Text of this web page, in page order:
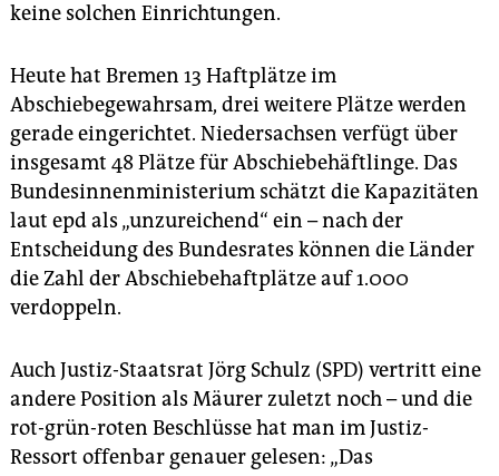
keine solchen Einrichtungen.
Heute hat Bremen 13 Haftplätze im
Abschiebegewahrsam, drei weitere Plätze werden
gerade eingerichtet. Niedersachsen verfügt über
insgesamt 48 Plätze für Abschiebehäftlinge. Das
Bundesinnenministerium schätzt die Kapazitäten
laut epd als „unzureichend“ ein – nach der
Entscheidung des Bundesrates können die Länder
die Zahl der Abschiebehaftplätze auf 1.000
verdoppeln.
Auch Justiz-Staatsrat Jörg Schulz (SPD) vertritt eine
andere Position als Mäurer zuletzt noch – und die
rot-grün-roten Beschlüsse hat man im Justiz-
Ressort offenbar genauer gelesen: „Das